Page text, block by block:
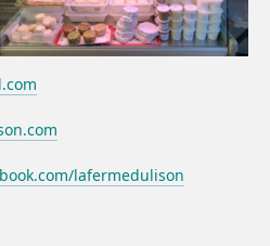
lafermedulison